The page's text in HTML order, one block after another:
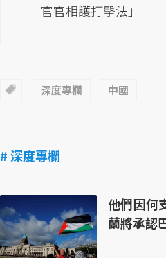
「官官相護打擊法」
深度專欄 中國
# 深度專欄
他們因何
蘭將承認